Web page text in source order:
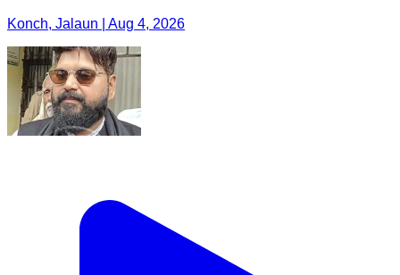
Konch, Jalaun | Aug 4, 2026